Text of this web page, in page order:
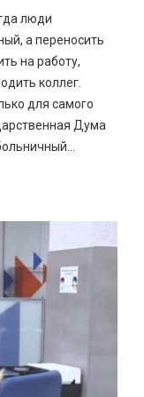
люди
а переносить
на работу,
коллег.
для самого
Дума